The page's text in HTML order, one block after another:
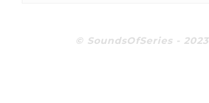
© SoundsOfSeries - 2023